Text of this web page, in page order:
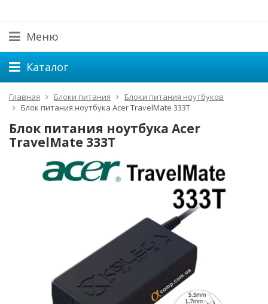
Меню
Каталог
Главная Блоки питания
Блоки питания ноутбуков
Блок питания ноутбука Acer TravelMate 333T
Блок питания ноутбука Acer
TravelMate 333T